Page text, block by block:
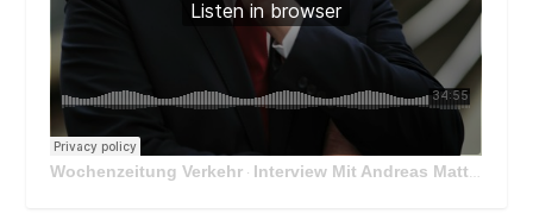
Wochenzeitung Verkehr · Interview Mit Andreas Matthä, CEO der ÖBB Holding